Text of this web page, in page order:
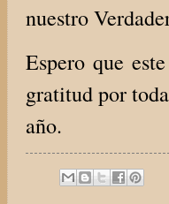
nuestro
Espero que
gratitud por
año.